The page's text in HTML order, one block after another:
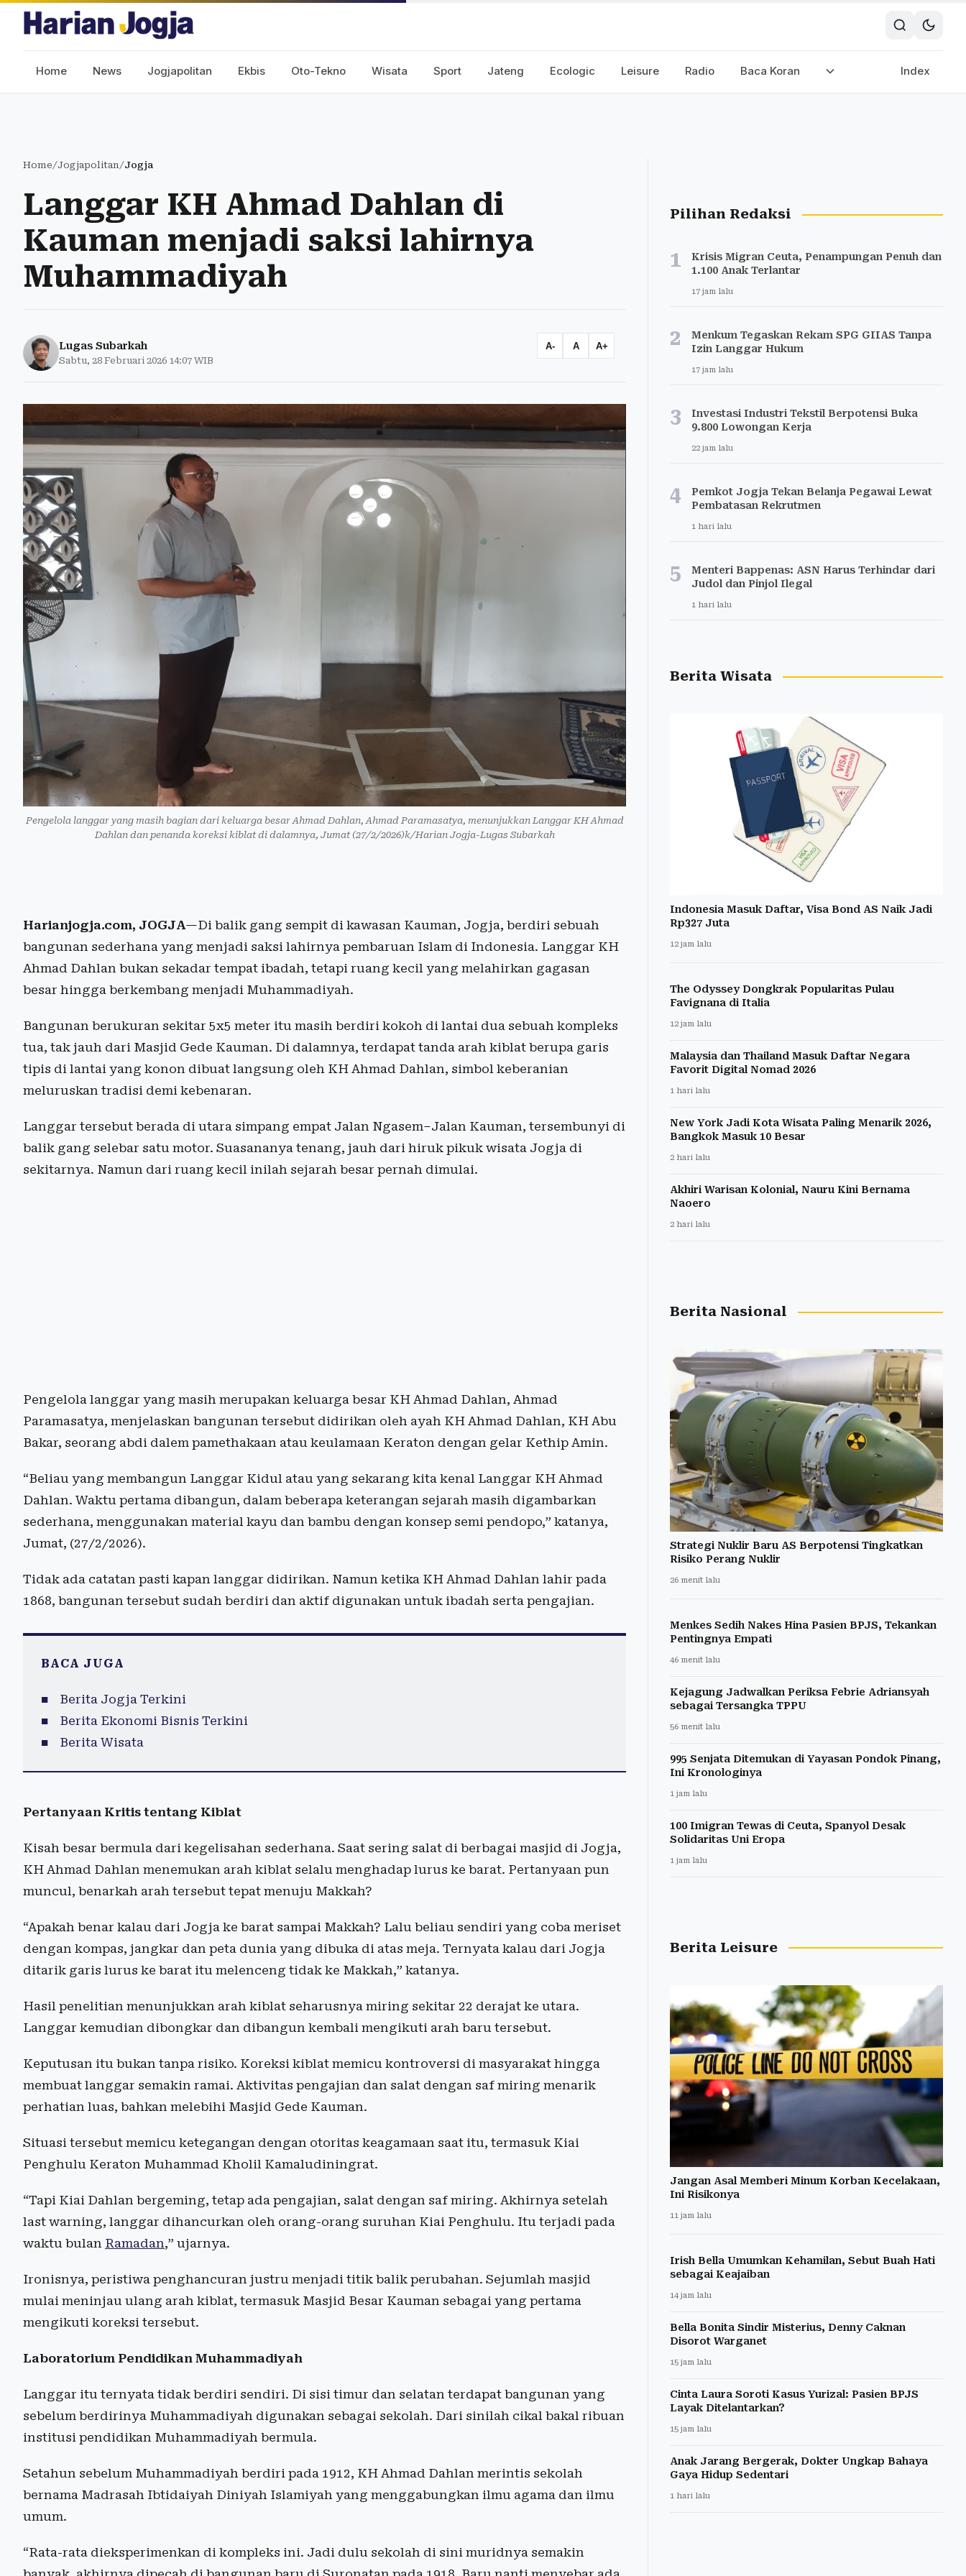
Home News Jogjapolitan Ekbis Oto-Tekno Wisata Sport Jateng Ecologic Leisure Radio Baca Koran Index
Home/Jogjapolitan/Jogja
Langgar KH Ahmad Dahlan di
Kauman menjadi saksi lahirnya
Muhammadiyah
Lugas Subarkah
Sabtu, 28 Februari 2026 14:07 WIB
A- A A+
Pengelola langgar yang masih bagian dari keluarga besar Ahmad Dahlan, Ahmad Paramasatya, menunjukkan Langgar KH Ahmad
Dahlan dan penanda koreksi kiblat di dalamnya, Jumat (27/2/2026)k/Harian Jogja-Lugas Subarkah
Harianjogja.com, JOGJA—Di balik gang sempit di kawasan Kauman, Jogja, berdiri sebuah
bangunan sederhana yang menjadi saksi lahirnya pembaruan Islam di Indonesia. Langgar KH
Ahmad Dahlan bukan sekadar tempat ibadah, tetapi ruang kecil yang melahirkan gagasan
besar hingga berkembang menjadi Muhammadiyah.
Bangunan berukuran sekitar 5x5 meter itu masih berdiri kokoh di lantai dua sebuah kompleks
tua, tak jauh dari Masjid Gede Kauman. Di dalamnya, terdapat tanda arah kiblat berupa garis
tipis di lantai yang konon dibuat langsung oleh KH Ahmad Dahlan, simbol keberanian
meluruskan tradisi demi kebenaran.
Langgar tersebut berada di utara simpang empat Jalan Ngasem–Jalan Kauman, tersembunyi di
balik gang selebar satu motor. Suasananya tenang, jauh dari hiruk pikuk wisata Jogja di
sekitarnya. Namun dari ruang kecil inilah sejarah besar pernah dimulai.
Pengelola langgar yang masih merupakan keluarga besar KH Ahmad Dahlan, Ahmad
Paramasatya, menjelaskan bangunan tersebut didirikan oleh ayah KH Ahmad Dahlan, KH Abu
Bakar, seorang abdi dalem pamethakaan atau keulamaan Keraton dengan gelar Kethip Amin.
“Beliau yang membangun Langgar Kidul atau yang sekarang kita kenal Langgar KH Ahmad
Dahlan. Waktu pertama dibangun, dalam beberapa keterangan sejarah masih digambarkan
sederhana, menggunakan material kayu dan bambu dengan konsep semi pendopo,” katanya,
Jumat, (27/2/2026).
Tidak ada catatan pasti kapan langgar didirikan. Namun ketika KH Ahmad Dahlan lahir pada
1868, bangunan tersebut sudah berdiri dan aktif digunakan untuk ibadah serta pengajian.
BACA JUGA
Berita Jogja Terkini
Berita Ekonomi Bisnis Terkini
Berita Wisata
Pertanyaan Kritis tentang Kiblat
Kisah besar bermula dari kegelisahan sederhana. Saat sering salat di berbagai masjid di Jogja,
KH Ahmad Dahlan menemukan arah kiblat selalu menghadap lurus ke barat. Pertanyaan pun
muncul, benarkah arah tersebut tepat menuju Makkah?
“Apakah benar kalau dari Jogja ke barat sampai Makkah? Lalu beliau sendiri yang coba meriset
dengan kompas, jangkar dan peta dunia yang dibuka di atas meja. Ternyata kalau dari Jogja
ditarik garis lurus ke barat itu melenceng tidak ke Makkah,” katanya.
Hasil penelitian menunjukkan arah kiblat seharusnya miring sekitar 22 derajat ke utara.
Langgar kemudian dibongkar dan dibangun kembali mengikuti arah baru tersebut.
Keputusan itu bukan tanpa risiko. Koreksi kiblat memicu kontroversi di masyarakat hingga
membuat langgar semakin ramai. Aktivitas pengajian dan salat dengan saf miring menarik
perhatian luas, bahkan melebihi Masjid Gede Kauman.
Situasi tersebut memicu ketegangan dengan otoritas keagamaan saat itu, termasuk Kiai
Penghulu Keraton Muhammad Kholil Kamaludiningrat.
“Tapi Kiai Dahlan bergeming, tetap ada pengajian, salat dengan saf miring. Akhirnya setelah
last warning, langgar dihancurkan oleh orang-orang suruhan Kiai Penghulu. Itu terjadi pada
waktu bulan Ramadan,” ujarnya.
Ironisnya, peristiwa penghancuran justru menjadi titik balik perubahan. Sejumlah masjid
mulai meninjau ulang arah kiblat, termasuk Masjid Besar Kauman sebagai yang pertama
mengikuti koreksi tersebut.
Laboratorium Pendidikan Muhammadiyah
Langgar itu ternyata tidak berdiri sendiri. Di sisi timur dan selatan terdapat bangunan yang
sebelum berdirinya Muhammadiyah digunakan sebagai sekolah. Dari sinilah cikal bakal ribuan
institusi pendidikan Muhammadiyah bermula.
Setahun sebelum Muhammadiyah berdiri pada 1912, KH Ahmad Dahlan merintis sekolah
bernama Madrasah Ibtidaiyah Diniyah Islamiyah yang menggabungkan ilmu agama dan ilmu
umum.
“Rata-rata dieksperimenkan di kompleks ini. Jadi dulu sekolah di sini muridnya semakin
Pilihan Redaksi
1
Krisis Migran Ceuta, Penampungan Penuh dan
1.100 Anak Terlantar
17 jam lalu
2
Menkum Tegaskan Rekam SPG GIIAS Tanpa
Izin Langgar Hukum
17 jam lalu
3
Investasi Industri Tekstil Berpotensi Buka
9.800 Lowongan Kerja
22 jam lalu
4
Pemkot Jogja Tekan Belanja Pegawai Lewat
Pembatasan Rekrutmen
1 hari lalu
5
Menteri Bappenas: ASN Harus Terhindar dari
Judol dan Pinjol Ilegal
1 hari lalu
Berita Wisata
Indonesia Masuk Daftar, Visa Bond AS Naik Jadi
Rp327 Juta
12 jam lalu
The Odyssey Dongkrak Popularitas Pulau
Favignana di Italia
12 jam lalu
Malaysia dan Thailand Masuk Daftar Negara
Favorit Digital Nomad 2026
1 hari lalu
New York Jadi Kota Wisata Paling Menarik 2026,
Bangkok Masuk 10 Besar
2 hari lalu
Akhiri Warisan Kolonial, Nauru Kini Bernama
Naoero
2 hari lalu
Berita Nasional
Strategi Nuklir Baru AS Berpotensi Tingkatkan
Risiko Perang Nuklir
26 menit lalu
Menkes Sedih Nakes Hina Pasien BPJS, Tekankan
Pentingnya Empati
46 menit lalu
Kejagung Jadwalkan Periksa Febrie Adriansyah
sebagai Tersangka TPPU
56 menit lalu
995 Senjata Ditemukan di Yayasan Pondok Pinang,
Ini Kronologinya
1 jam lalu
100 Imigran Tewas di Ceuta, Spanyol Desak
Solidaritas Uni Eropa
1 jam lalu
Berita Leisure
Jangan Asal Memberi Minum Korban Kecelakaan,
Ini Risikonya
11 jam lalu
Irish Bella Umumkan Kehamilan, Sebut Buah Hati
sebagai Keajaiban
14 jam lalu
Bella Bonita Sindir Misterius, Denny Caknan
Disorot Warganet
15 jam lalu
Cinta Laura Soroti Kasus Yurizal: Pasien BPJS
Layak Ditelantarkan?
15 jam lalu
Anak Jarang Bergerak, Dokter Ungkap Bahaya
Gaya Hidup Sedentari
1 hari lalu